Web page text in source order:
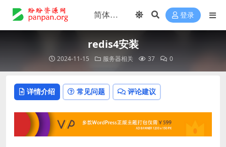
登录
redis4安装
2024-11-15 服务器相关 37 0
详情介绍 常见问题 评论建议